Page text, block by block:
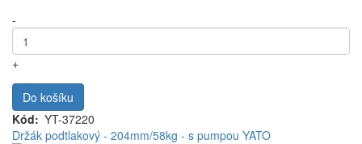
-
+
Do košíku
Kód
YT-37220
Držák podtlakový - 204mm/58kg - s pumpou YATO